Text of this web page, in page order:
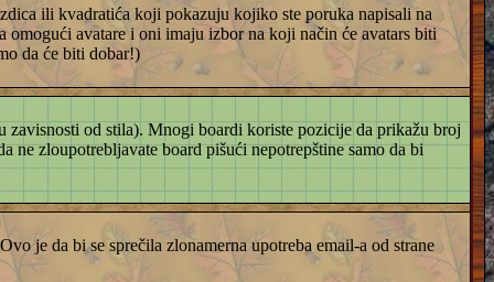
ili kvadratića koji pokazuju kojiko ste poruka napisali na
avatare i oni imaju izbor na koji način će avatars biti
da će biti dobar!)
od stila). Mnogi boardi koriste pozicije da prikažu broj
zloupotrebljavate board pišući nepotrepštine samo da bi
je da bi se sprečila zlonamerna upotreba email-a od strane